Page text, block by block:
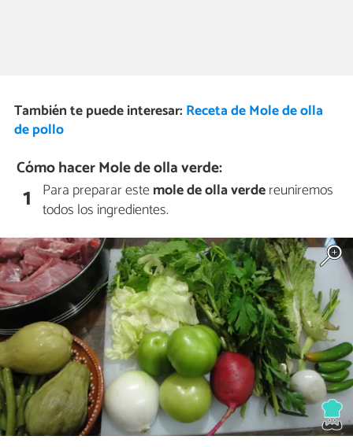
También te puede interesar: Receta de Mole de olla
de pollo
Cómo hacer Mole de olla verde:
1 Para preparar estemole de olla verdereuniremos
todos los ingredientes.